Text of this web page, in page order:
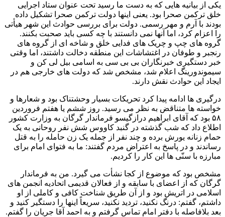
یکی از بیانیه هایی که به دست ما رسید تحت عنوان ستاد اجرایی
خلق ترکمن صحرا بود. یعنی اینها دولت ترکمن صحرا تشکیل داده
بودند با آرم و مهر رسمی. دولت برای بررسی حوادث این شهر هیأتی
را اعزام کرد، اما آنها نمی دانستند با چه کسی باید صحبت بکنند.
گروه های چپ و چریک های فدایی خلق و شاخه ای از گروه های
رنجبر و طوفان در اغتشاشات این منطقه دخالت داشتند، اما وقتی
خبر دستگیری خبرنگاران بی بی سی به اسامی بیل لی کن و
سیموندورینگ اعلام شد، مشخص شد که دولت های خارجی هم در
ایجاد این حوادث نقش دارند.
درگیری ها ادامه پیدا کرد تحریکات بسیار وحشتناک بود و شعارها و
خواسته ها متناقض به نظر می رسید. روز ششم یا هفتم فروردین
۵۸ بود که آقای ابراهیم درازگیسو فرماندار گرگان به وزارت کشور
اطلاع داد که شب گذشته در گنبد کاووس شش نفر روحانی به یک
حمام زنانه یورش برده و چند نفر از جمله یک زن حامله را به قتل
رساندند و در پاسخ به اعتراض مردم گفتند: ما به فتوای امام برای
مبارزه با سنّی ها این کار را کردیم.
مشخص بود که موضوع از کجا نشأت می گیرد. من به فرماندار
گرگان که از اعضای با سابقه و از فعالان قدیمی اتحادیه انجمن های
اسلامی در اتریش بود و از آن طریق شناخت کافی و کاملی از او
داشتم، گفتم: درنگ نکنید، تردید نکنید، سریعاً اینها را دستگیر کنید و
بعد بلافاصله با دفتر امام تماس گرفتم و به احمد آقا جریان را گفتم.